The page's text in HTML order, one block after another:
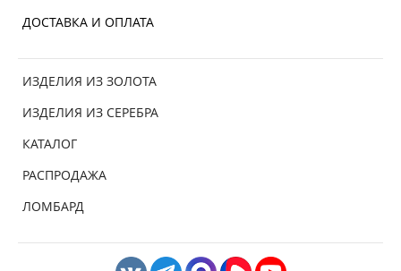
ДОСТАВКА И ОПЛАТА
ИЗДЕЛИЯ ИЗ ЗОЛОТА
ИЗДЕЛИЯ ИЗ СЕРЕБРА
КАТАЛОГ
РАСПРОДАЖА
ЛОМБАРД